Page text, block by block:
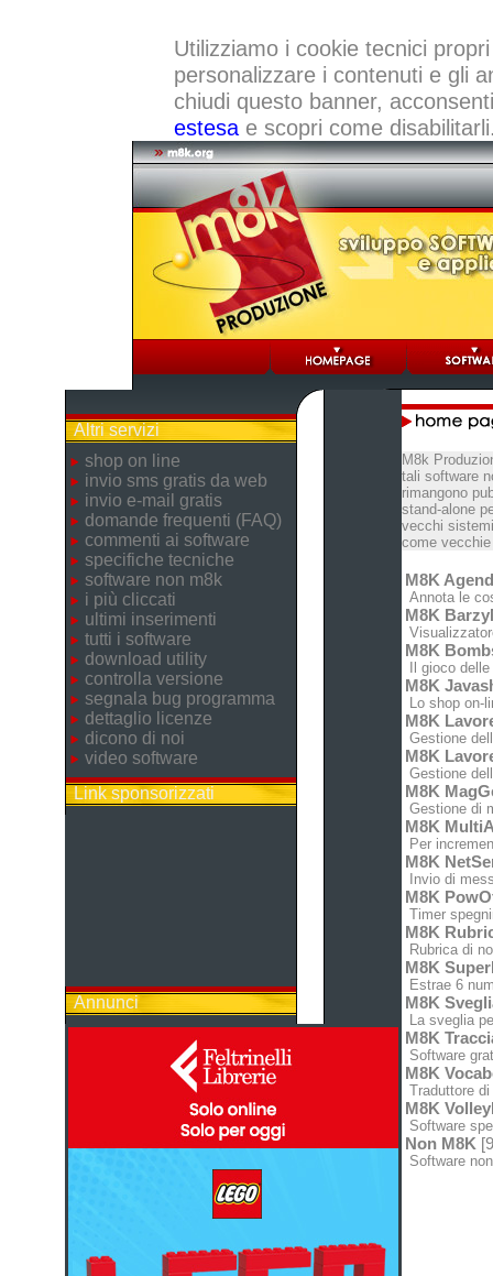
Utilizziamo i cookie tecnici
personalizzare i contenuti e gli
chiudi questo banner,
estesae scopri come
Altri servizi
shop on line
invio sms gratis da web
invio e-mail gratis
domande frequenti (FAQ)
commenti ai software
specifiche tecniche
software non m8k
i più cliccati
ultimi inserimenti
tutti i software
download utility
controlla versione
segnala bug programma
dettaglio licenze
dicono di noi
video software
Link sponsorizzati
Annunci
M8k
tali software
rimangono
stand-alone
vecchi
come
M8K
Annota le
M8K
M8K
Il gioco
M8K
Lo shop on-
M8K
Gestione
M8K
Gestione
M8K
Gestione di
M8K
Per
M8K
Invio di
M8K
Timer
M8K
Rubrica di
M8K
Estrae 6
M8K
La sveglia
M8K
Software
M8K
Traduttore
M8K
Software
Non M8K
Software